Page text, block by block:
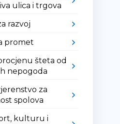
ulica i trgova
razvoj
promet
šteta od
nepogoda
za
spolova
kulturu i